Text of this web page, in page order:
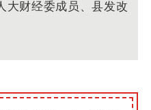
大财经委成员、县发改